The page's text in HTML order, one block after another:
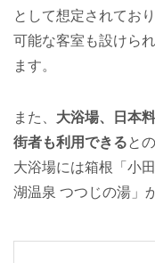
として想定されてお
可能な客室も設けら
ます。
また、 大浴場、日本
街者も利用できると
大浴場には箱根「小
湖温泉 つつじの湯」